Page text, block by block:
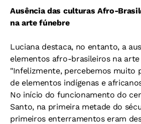
Ausência das culturas Afro-
na arte fúnebre
Luciana destaca, no entanto, a
elementos afro-brasileiros na
"Infelizmente, percebemos muito
de elementos indígenas e
No início do funcionamento do
Santo, na primeira metade do
primeiros enterramentos eram